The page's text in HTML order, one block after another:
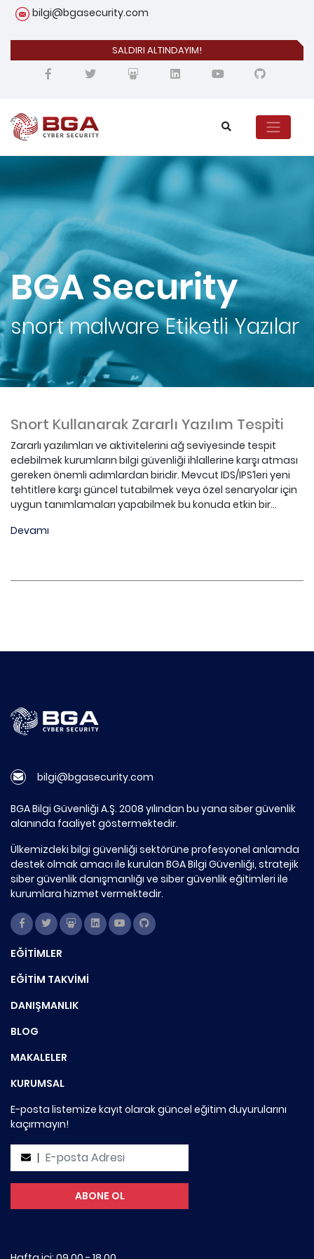
bilgi@bgasecurity.com
SALDIRI ALTINDAYIM!
BGA Security
snort malwareEtiketli Yazılar
Snort Kullanarak Zararlı Yazılım Tespiti
Zararlı yazılımları ve aktivitelerini ağ seviyesinde tespit
edebilmek kurumların bilgi güvenliği ihlallerine karşı atması
gereken önemli adımlardan biridir. Mevcut IDS/IPS’leri yeni
tehtitlere karşı güncel tutabilmek veya özel senaryolar için
uygun tanımlamaları yapabilmek bu konuda etkin bir...
Devamı
bilgi@bgasecurity.com
BGA Bilgi Güvenliği A.Ş. 2008 yılından bu yana siber güvenlik
alanında faaliyet göstermektedir.
Ülkemizdeki bilgi güvenliği sektörüne profesyonel anlamda
destek olmak amacı ile kurulan BGA Bilgi Güvenliği, stratejik
siber güvenlik danışmanlığı ve siber güvenlik eğitimleri ile
kurumlara hizmet vermektedir.
EĞİTİMLER
EĞİTİM TAKVİMİ
DANIŞMANLIK
BLOG
MAKALELER
KURUMSAL
E-posta listemize kayıt olarak güncel eğitim duyurularını
kaçırmayın!